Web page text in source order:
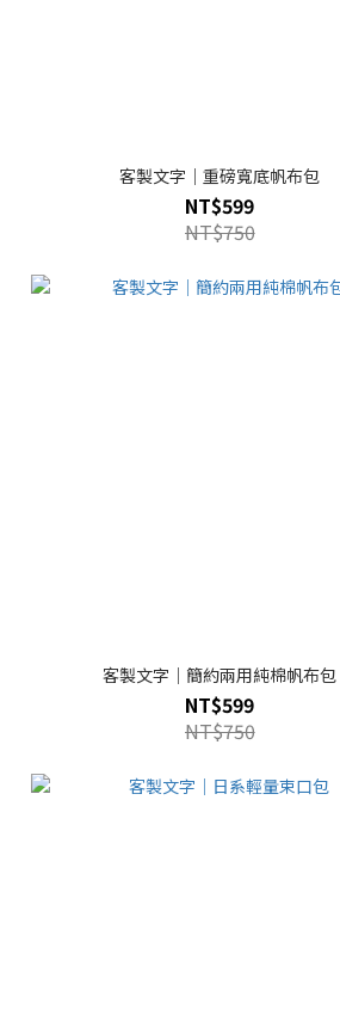
客製文字｜重磅寬底帆布包
NT$599
NT$750
客製文字｜簡約兩用純棉帆布包
NT$599
NT$750